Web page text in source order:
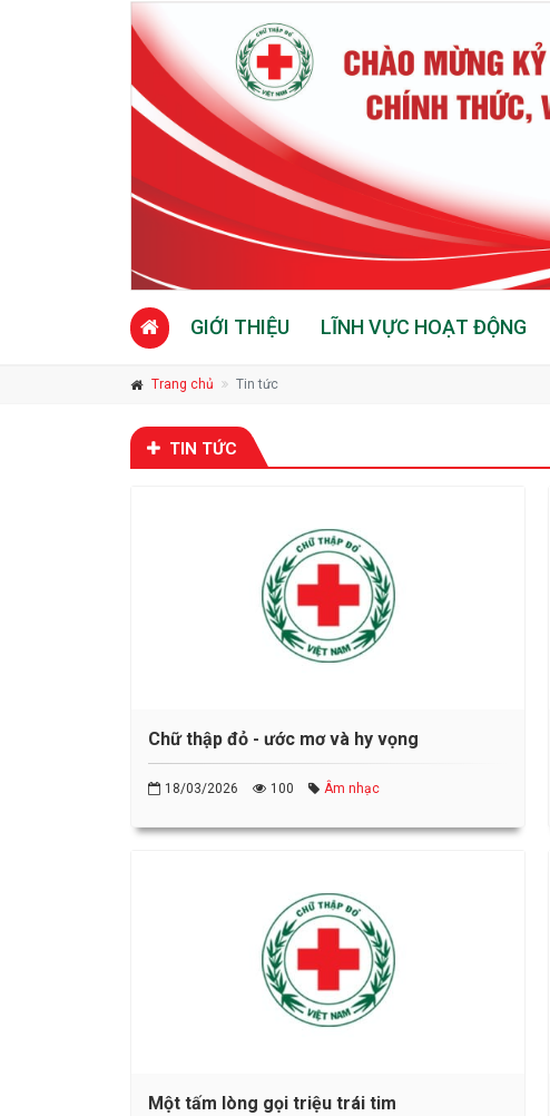
GIỚI THIỆU LĨNH VỰC HOẠT ĐỘNG
Trang chủ Tin tức
TIN TỨC
Chữ thập đỏ - ước mơ và hy vọng
18/03/2026 100 Âm nhạc
Một tấm lòng gọi triệu trái tim